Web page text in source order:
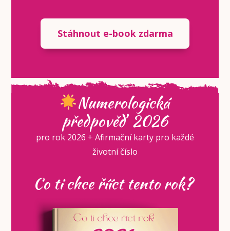
Stáhnout e-book zdarma
Numerologická
předpověď 2026
pro rok 2026 + Afirmační karty pro každé
životní číslo
Co ti chce řííct tento rok?